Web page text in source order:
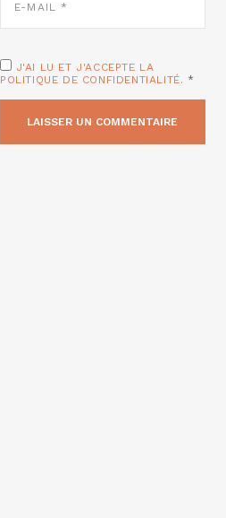
J'AI LU ET J'ACCEPTE LA
POLITIQUE DE CONFIDENTIALITÉ. *